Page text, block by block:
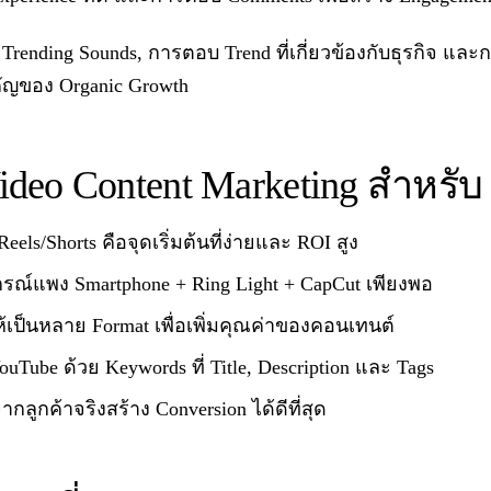
Sounds, การตอบ Trend ที่เกี่ยวข้องกับธุรกิจ แล
อง Organic Growth
Content Marketing สำหรั
Shorts คือจุดเริ่มต้นที่ง่ายและ ROI สูง
แพง Smartphone + Ring Light + CapCut เพียงพอ
เป็นหลาย Format เพื่อเพิ่มคุณค่าของคอนเทนต์
ด้วย Keywords ที่ Title, Description และ Tags
ากลูกค้าจริงสร้าง Conversion ได้ดีที่สุด